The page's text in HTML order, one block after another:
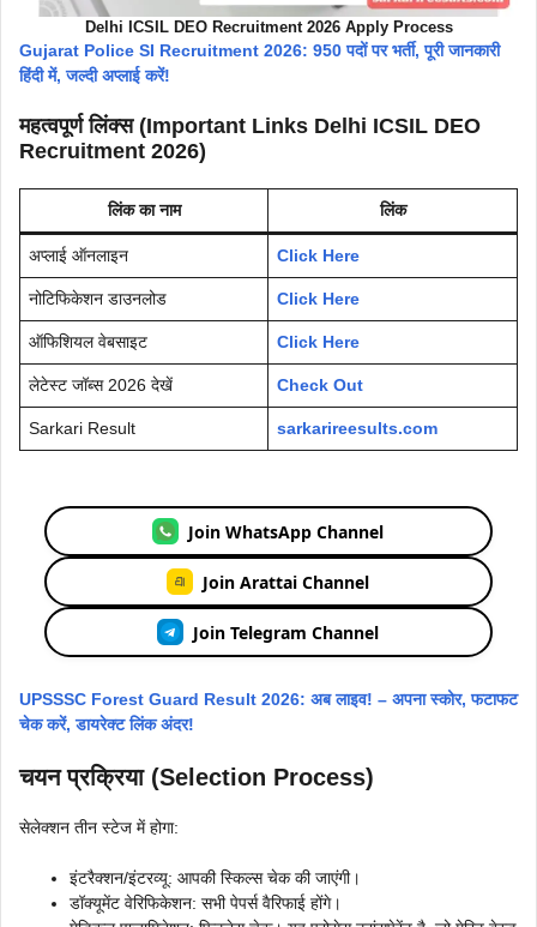
Delhi ICSIL DEO Recruitment 2026 Apply Process
Gujarat Police SI Recruitment 2026: 950 पदों पर भर्ती, पूरी जानकारी
हिंदी में, जल्दी अप्लाई करें!
महत्वपूर्ण लिंक्स (Important Links Delhi ICSIL DEO
Recruitment 2026)
लिंक का नाम लिंक
अप्लाई ऑनलाइन Click Here
नोटिफिकेशन डाउनलोड Click Here
ऑफिशियल वेबसाइट Click Here
लेटेस्ट जॉब्स 2026 देखें Check Out
Sarkari Result sarkarireesults.com
Join WhatsApp Channel
Join Arattai Channel
Join Telegram Channel
UPSSSC Forest Guard Result 2026: अब लाइव! – अपना स्कोर, फटाफट
चेक करें, डायरेक्ट लिंक अंदर!
चयन प्रक्रिया (Selection Process)
सेलेक्शन तीन स्टेज में होगा:
इंटरैक्शन/इंटरव्यू: आपकी स्किल्स चेक की जाएंगी।
डॉक्यूमेंट वेरिफिकेशन: सभी पेपर्स वैरिफाई होंगे।